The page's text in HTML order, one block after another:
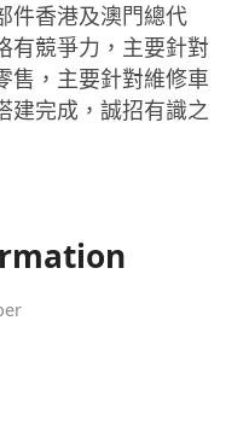
件香港及澳門總代
有競爭力，主要針對
售，主要針對維修車
建完成，誠招有識之